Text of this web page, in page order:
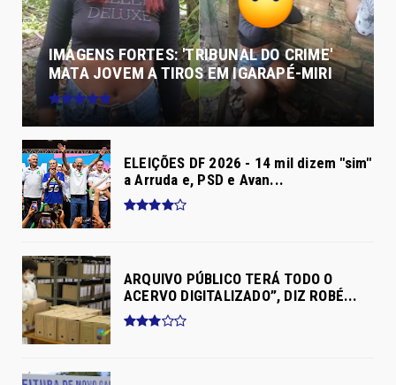
IMAGENS FORTES: 'TRIBUNAL DO CRIME'
MATA JOVEM A TIROS EM IGARAPÉ-MIRI
ELEIÇÕES DF 2026 - 14 mil dizem "sim"
a Arruda e, PSD e Avan...
ARQUIVO PÚBLICO TERÁ TODO O
ACERVO DIGITALIZADO”, DIZ ROBÉ...